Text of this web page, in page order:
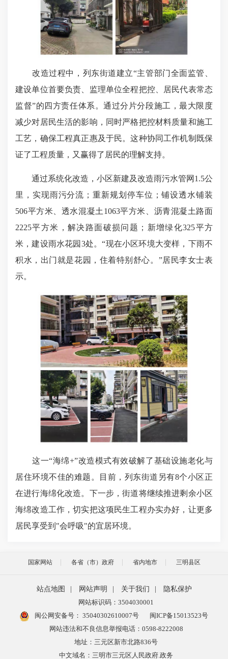
改造过程中，列东街道建立“主管部门全面监管、
建设单位首要负责、监理单位全程把控、居民代表常态
监督”的四方责任体系。通过分片分段施工，最大限度
减少对居民生活的影响，同时严格把控材料质量和施工
工艺，确保工程真正惠及于民。这种协同工作机制既保
证了工程质量，又赢得了居民的理解支持。
通过系统化改造，小区新建及改造雨污水管网1.5公
里，实现雨污分流；重新规划停车位；铺设透水铺装
506平方米、透水混凝土1063平方米、沥青混凝土路面
2225平方米，解决路面破损问题；新增绿化325平方
米，建设雨水花园3处。“现在小区环境大变样，下雨不
积水，出门就是花园，住着特别舒心。”居民李女士表
示。
这一“海绵+”改造模式有效破解了基础设施老化与
居住环境不佳的难题。目前，列东街道另有8个小区正
在进行海绵化改造。下一步，街道将继续推进剩余小区
海绵改造工作，切实把这项民生工程办实办好，让更多
居民享受到"会呼吸"的宜居环境。
国家网站 各省（市）政府 省内地市 三明县区
站点地图 网站声明 关于我们
隐私保护
网站标识码：3504030001
闽公网安备号： 35040302610007号
闽ICP备15013523号
网站违法和不良信息举报电话：0598-8222008
地址：三元区新市北路836号
中文域名：三明市三元区人民政府.政务